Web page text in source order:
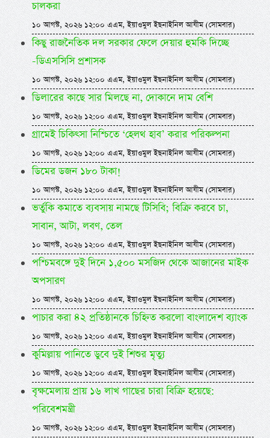
চালকরা
১০ আগস্ট, ২০২৬ ১২:০০ এএম, ইয়াওমুল ইছনাইনিল আযীম (সোমবার)
কিছু রাজনৈতিক দল সরকার ফেলে দেয়ার হুমকি দিচ্ছে
-ডিএসসিসি প্রশাসক
১০ আগস্ট, ২০২৬ ১২:০০ এএম, ইয়াওমুল ইছনাইনিল আযীম (সোমবার)
ডিলারের কাছে সার মিলছে না, দোকানে দাম বেশি
১০ আগস্ট, ২০২৬ ১২:০০ এএম, ইয়াওমুল ইছনাইনিল আযীম (সোমবার)
গ্রামেই চিকিৎসা নিশ্চিতে ‘হেলথ হাব’ করার পরিকল্পনা
১০ আগস্ট, ২০২৬ ১২:০০ এএম, ইয়াওমুল ইছনাইনিল আযীম (সোমবার)
ডিমের ডজন ১৮০ টাকা!
১০ আগস্ট, ২০২৬ ১২:০০ এএম, ইয়াওমুল ইছনাইনিল আযীম (সোমবার)
ভর্তুকি কমাতে ব্যবসায় নামছে টিসিবি; বিক্রি করবে চা,
সাবান, আটা, লবণ, তেল
১০ আগস্ট, ২০২৬ ১২:০০ এএম, ইয়াওমুল ইছনাইনিল আযীম (সোমবার)
পশ্চিমবঙ্গে দুই দিনে ১,৫০০ মসজিদ থেকে আজানের মাইক
অপসারণ
১০ আগস্ট, ২০২৬ ১২:০০ এএম, ইয়াওমুল ইছনাইনিল আযীম (সোমবার)
পাচার করা ৪২ প্রতিষ্ঠানকে চিহ্নিত করলো বাংলাদেশ ব্যাংক
১০ আগস্ট, ২০২৬ ১২:০০ এএম, ইয়াওমুল ইছনাইনিল আযীম (সোমবার)
কুমিল্লায় পানিতে ডুবে দুই শিশুর মৃত্যু
১০ আগস্ট, ২০২৬ ১২:০০ এএম, ইয়াওমুল ইছনাইনিল আযীম (সোমবার)
বৃক্ষমেলায় প্রায় ১৬ লাখ গাছের চারা বিক্রি হয়েছে:
পরিবেশমন্ত্রী
১০ আগস্ট, ২০২৬ ১২:০০ এএম, ইয়াওমুল ইছনাইনিল আযীম (সোমবার)